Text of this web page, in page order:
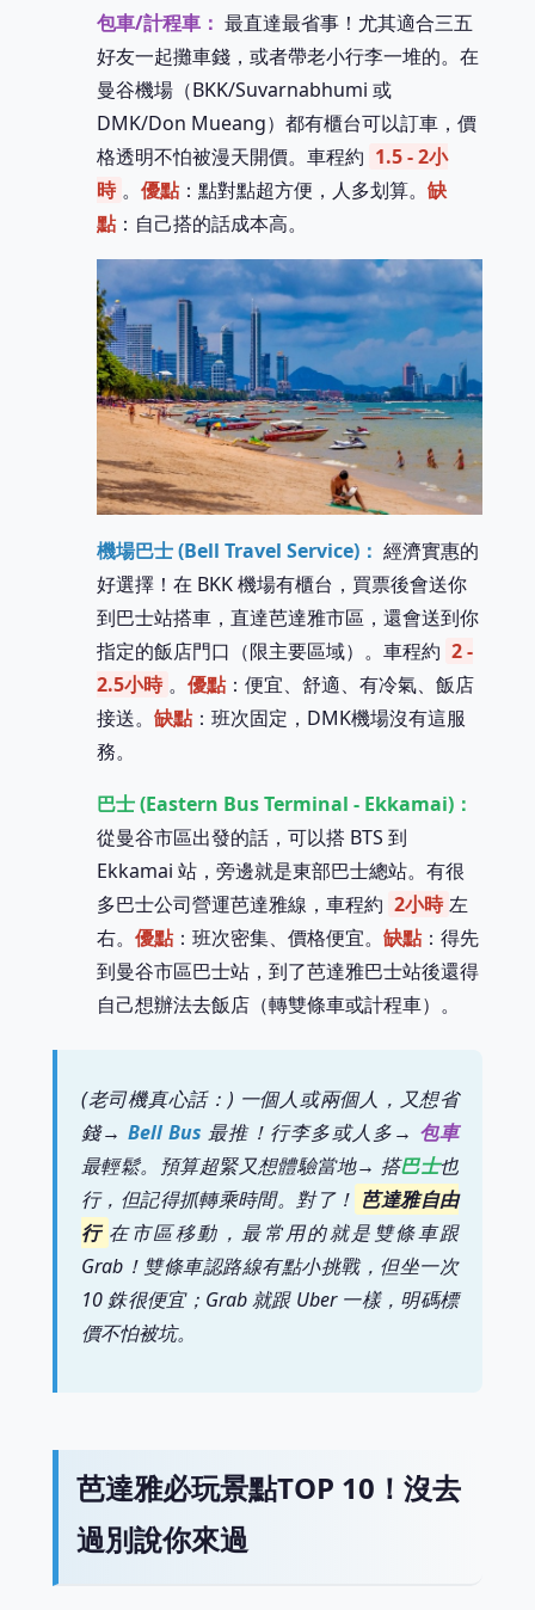
包車/計程車： 最直達最省事！尤其適合三五
好友一起攤車錢，或者帶老小行李一堆的。在
曼谷機場（BKK/Suvarnabhumi 或
DMK/Don Mueang）都有櫃台可以訂車，價
格透明不怕被漫天開價。車程約 1.5 - 2小
時 。 優點：點對點超方便，人多划算。 缺
點：自己搭的話成本高。
機場巴士 (Bell Travel Service)： 經濟實惠的
好選擇！在 BKK 機場有櫃台，買票後會送你
到巴士站搭車，直達芭達雅市區，還會送到你
指定的飯店門口（限主要區域）。車程約 2 -
2.5小時 。 優點：便宜、舒適、有冷氣、飯店
接送。 缺點：班次固定，DMK機場沒有這服
務。
巴士 (Eastern Bus Terminal - Ekkamai)：
從曼谷市區出發的話，可以搭 BTS 到
Ekkamai 站，旁邊就是東部巴士總站。有很
多巴士公司營運芭達雅線，車程約 2小時 左
右。 優點：班次密集、價格便宜。 缺點：得先
到曼谷市區巴士站，到了芭達雅巴士站後還得
自己想辦法去飯店（轉雙條車或計程車）。
(老司機真心話：) 一個人或兩個人，又想省
錢→ Bell Bus 最推！行李多或人多→ 包車
最輕鬆。預算超緊又想體驗當地→ 搭巴士也
行，但記得抓轉乘時間。對了！ 芭達雅自由
行 在市區移動，最常用的就是雙條車跟
Grab！雙條車認路線有點小挑戰，但坐一次
10 銖很便宜；Grab 就跟 Uber 一樣，明碼標
價不怕被坑。
芭達雅必玩景點TOP 10！沒去
過別說你來過